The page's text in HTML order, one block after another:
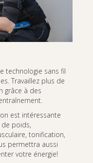
technologie sans fil
Travaillez plus de
grâce à des
est intéressante
poids,
tonification,
permettra aussi
votre énergie!